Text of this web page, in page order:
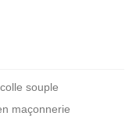
souple
maçonnerie